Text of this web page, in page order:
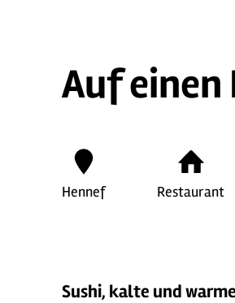
Auf einen
Hennef Restaurant
Sushi, kalte und